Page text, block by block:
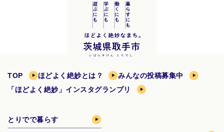
TOP ほどよく絶妙とは？
みんなの投稿募集中
「ほどよく絶妙」インスタグランプリ
とりでで暮らす